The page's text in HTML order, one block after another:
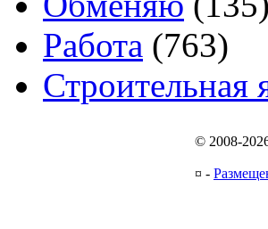
Работа (763)
Строительная
© 2008-
¤ -